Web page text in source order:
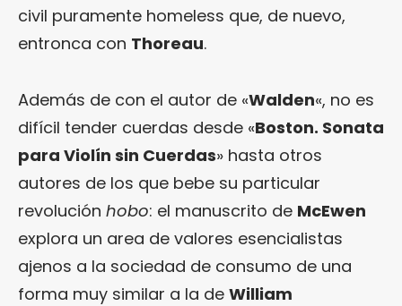
civil puramente homeless que, de nuevo,
entronca con Thoreau.
Además de con el autor de «Walden«, no es
difícil tender cuerdas desde «Boston. Sonata
para Violín sin Cuerdas» hasta otros
autores de los que bebe su particular
revolución hobo: el manuscrito de McEwen
explora un area de valores esencialistas
ajenos a la sociedad de consumo de una
forma muy similar a la de William